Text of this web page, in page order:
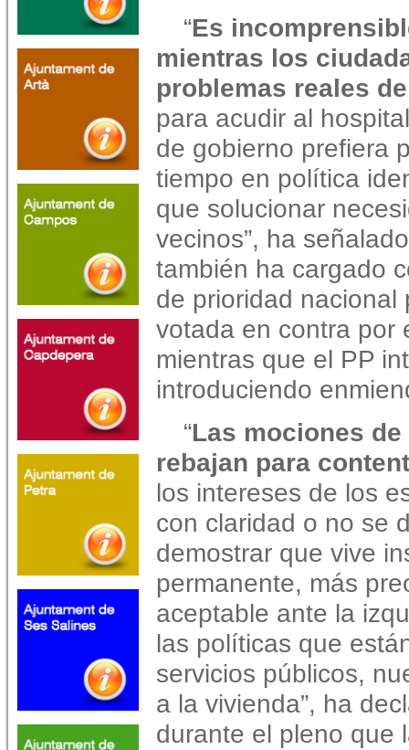
“Es
mientras los
problemas reales
para acudir al
de gobierno prefiera
tiempo en política
que solucionar
vecinos”, ha
también ha cargado
de prioridad
votada en contra por
mientras que el PP
introduciendo
“Las mociones
rebajan para
los intereses de los
con claridad o no se
demostrar que vive
permanente, más
aceptable ante la
las políticas que
servicios públicos,
a la vivienda”, ha
durante el pleno que